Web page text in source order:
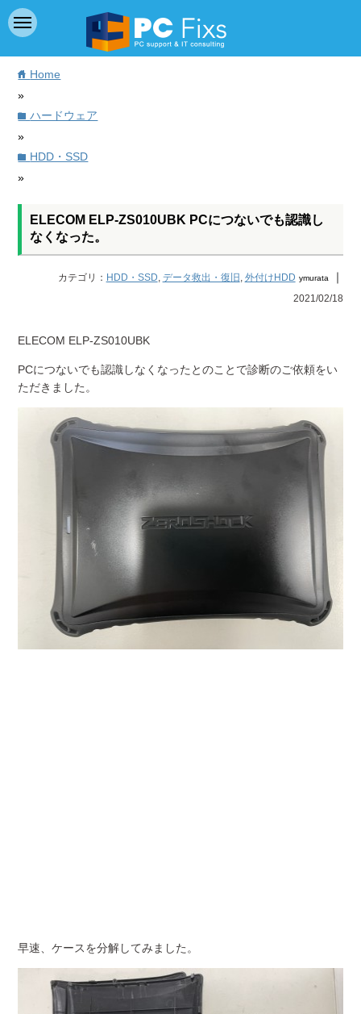
home Home
»
folderハードウェア
»
folder HDD・SSD
»
ELECOM ELP-ZS010UBK PCにつないでも認識し
なくなった。
カテゴリ： HDD・SSD, データ救出・復旧 , 外付けHDD ymurata ｜
2021/02/18
ELECOM ELP-ZS010UBK
PCにつないでも認識しなくなったとのことで診断のご依頼をい
ただきました。
早速、ケースを分解してみました。